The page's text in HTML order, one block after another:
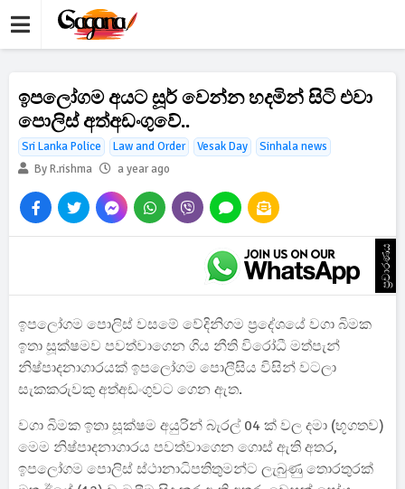
ඉපලෝගම අයට සූර් වෙන්න හදමින් සිටි එවා
පොලිස් අත්අඩංගුවේ..
Sri Lanka Police Law and Order Vesak Day
Sinhala news
By R.rishma
a year ago
ප්‍රචාරණය
ඉපලෝගම පොලිස් වසමේ වේදිනිගම ප්‍රදේශයේ වගා බිමක
ඉතා සූක්ෂමව පවත්වාගෙන ගිය නීති විරෝධී මත්පැන්
නිෂ්පාදනාගාරයක් ඉපලෝගම පොලීසිය විසින් වටලා
සැකකරුවකු අත්අඩංගුවට ගෙන ඇත.
වගා බිමක ඉතා සූක්ෂම අයුරින් බැරල් 04 ක් වල දමා (භූගතව)
මෙම නිෂ්පාදනාගාරය පවත්වාගෙන ගොස් ඇති අතර,
ඉපලෝගම පොලිස් ස්ථානාධිපතිතුමන්ට ලැබුණු තොරතුරක්